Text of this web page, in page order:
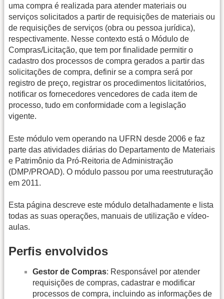
uma compra é realizada para atender materiais ou
serviços solicitados a partir de requisições de materiais ou
de requisições de serviços (obra ou pessoa jurídica),
respectivamente. Nesse contexto está o Módulo de
Compras/Licitação, que tem por finalidade permitir o
cadastro dos processos de compra gerados a partir das
solicitações de compra, definir se a compra será por
registro de preço, registrar os procedimentos licitatórios,
notificar os fornecedores vencedores de cada item de
processo, tudo em conformidade com a legislação
vigente.
Este módulo vem operando na UFRN desde 2006 e faz
parte das atividades diárias do Departamento de Materiais
e Patrimônio da Pró-Reitoria de Administração
(DMP/PROAD). O módulo passou por uma reestruturação
em 2011.
Esta página descreve este módulo detalhadamente e lista
todas as suas operações, manuais de utilização e vídeo-
aulas.
Perfis envolvidos
Gestor de Compras: Responsável por atender
requisições de compras, cadastrar e modificar
processos de compra, incluindo as informações de